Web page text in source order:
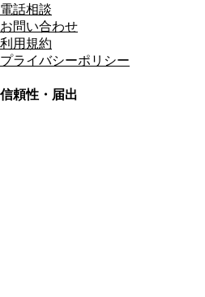
電話相談
お問い合わせ
利用規約
プライバシーポリシー
信頼性・届出